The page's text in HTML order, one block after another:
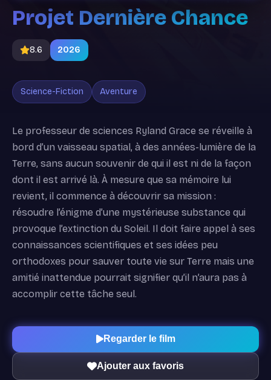
Projet Dernière Chance
8.6 2026
Science-Fiction Aventure
Le professeur de sciences Ryland Grace se réveille à
bord d’un vaisseau spatial, à des années-lumière de la
Terre, sans aucun souvenir de qui il est ni de la façon
dont il est arrivé là. À mesure que sa mémoire lui
revient, il commence à découvrir sa mission :
résoudre l’énigme d’une mystérieuse substance qui
provoque l’extinction du Soleil. Il doit faire appel à ses
connaissances scientifiques et ses idées peu
orthodoxes pour sauver toute vie sur Terre mais une
amitié inattendue pourrait signifier qu’il n’aura pas à
accomplir cette tâche seul.
Regarder le film
Ajouter aux favoris